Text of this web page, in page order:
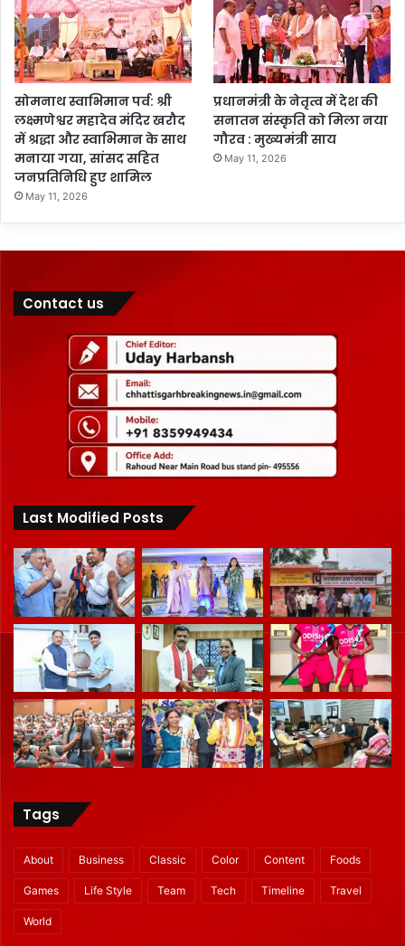
सोमनाथ स्वाभिमान पर्व: श्री
लक्ष्मणेश्वर महादेव मंदिर खरौद
में श्रद्धा और स्वाभिमान के साथ
मनाया गया, सांसद सहित
जनप्रतिनिधि हुए शामिल
May 11, 2026
प्रधानमंत्री के नेतृत्व में देश की
सनातन संस्कृति को मिला नया
गौरव : मुख्यमंत्री साय
May 11, 2026
Contact us
Last Modified Posts
Tags
About Business Classic Color Content Foods
Games Life Style Team Tech Timeline Travel
World